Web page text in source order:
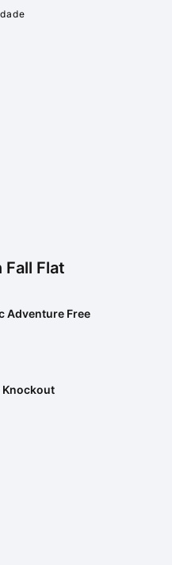
Fall Flat
Adventure Free
Knockout